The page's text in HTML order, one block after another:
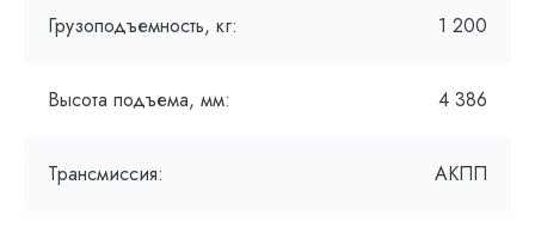
Грузоподъемность, кг: 1 200
Высота подъема, мм: 4 386
Трансмиссия: АКПП